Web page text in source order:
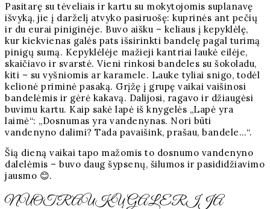
Pasitarę su tėveliais ir kartu su mokytojomis suplanavę
išvyką, jie į darželį atvyko pasiruošę: kuprinės ant pečių
ir du eurai piniginėje. Buvo aišku – keliaus į kepyklėlę,
kur kiekvienas galės pats išsirinkti bandelę pagal turimą
pinigų sumą. Kepyklėlėje mažieji kantriai laukė eilėje,
skaičiavo ir svarstė. Vieni rinkosi bandeles su šokoladu,
kiti – su vyšniomis ar karamele. Lauke tyliai snigo, todėl
kelionė priminė pasaką. Grįžę į grupę vaikai vaišinosi
bandelėmis ir gėrė kakavą. Dalijosi, ragavo ir džiaugėsi
buvimu kartu. Kaip sakė lapė iš knygelės „Lapė yra
laimė“: „Dosnumas yra vandenynas. Nori būti
vandenyno dalimi? Tada pavaišink, prašau, bandele…“.
Šią dieną vaikai tapo mažomis to dosnumo vandenyno
dalelėmis – buvo daug šypsenų, šilumos ir pasididžiavimo
jausmo 😊.
NUOTRAUKŲ GALERIJA